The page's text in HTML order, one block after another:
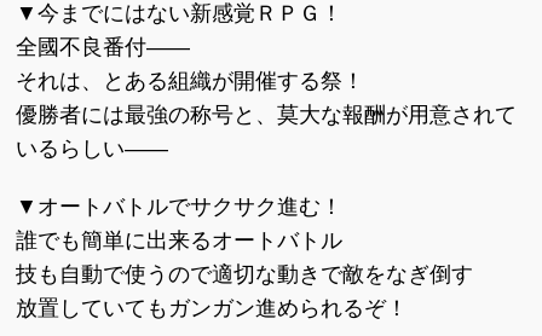
▼今までにはない新感覚ＲＰＧ！
全國不良番付――
それは、とある組織が開催する祭！
優勝者には最強の称号と、莫大な報酬が用意されて
いるらしい――
▼オートバトルでサクサク進む！
誰でも簡単に出来るオートバトル
技も自動で使うので適切な動きで敵をなぎ倒す
放置していてもガンガン進められるぞ！